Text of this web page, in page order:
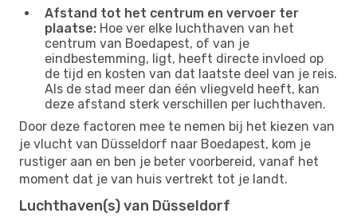
Afstand tot het centrum en vervoer ter
plaatse: Hoe ver elke luchthaven van het
centrum van Boedapest, of van je
eindbestemming, ligt, heeft directe invloed op
de tijd en kosten van dat laatste deel van je reis.
Als de stad meer dan één vliegveld heeft, kan
deze afstand sterk verschillen per luchthaven.
Door deze factoren mee te nemen bij het kiezen van
je vlucht van Düsseldorf naar Boedapest, kom je
rustiger aan en ben je beter voorbereid, vanaf het
moment dat je van huis vertrekt tot je landt.
Luchthaven(s) van Düsseldorf